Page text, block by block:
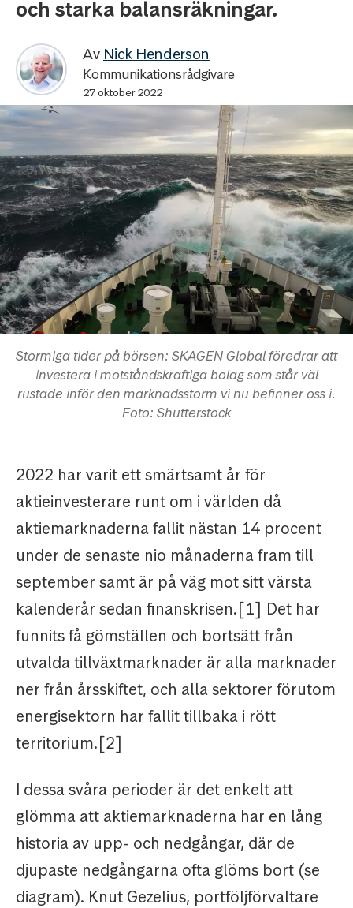
och starka balansräkningar.
Av Nick Henderson
Kommunikationsrådgivare
27 oktober 2022
Stormiga tider på börsen: SKAGEN Global föredrar att
investera i motståndskraftiga bolag som står väl
rustade inför den marknadsstorm vi nu befinner oss i.
Foto: Shutterstock
2022 har varit ett smärtsamt år för
aktieinvesterare runt om i världen då
aktiemarknaderna fallit nästan 14 procent
under de senaste nio månaderna fram till
september samt är på väg mot sitt värsta
kalenderår sedan finanskrisen.[1] Det har
funnits få gömställen och bortsätt från
utvalda tillväxtmarknader är alla marknader
ner från årsskiftet, och alla sektorer förutom
energisektorn har fallit tillbaka i rött
territorium.[2]
I dessa svåra perioder är det enkelt att
glömma att aktiemarknaderna har en lång
historia av upp- och nedgångar, där de
djupaste nedgångarna ofta glöms bort (se
diagram). Knut Gezelius, portföljförvaltare